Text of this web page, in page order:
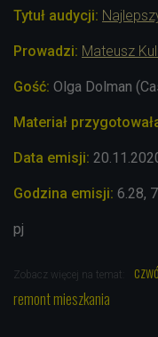
Tytuł audycji:
Prowadzi: Mateusz
Gość: Olga Dolman
Materiał
Data emisji:
Godzina emisji: 6.28,
pj
Zobacz więcej na temat:
remont mieszkania